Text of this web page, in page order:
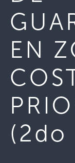
EN
(2do